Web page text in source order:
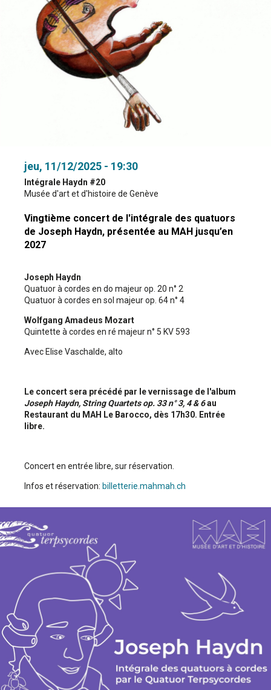
jeu, 11/12/2025 - 19:30
Intégrale Haydn #20
Musée d'art et d'histoire de Genève
Vingtième concert de l'intégrale des quatuors
de Joseph Haydn, présentée au MAH jusqu’en
2027
Joseph Haydn
Quatuor à cordes en do majeur op. 20 n° 2
Quatuor à cordes en sol majeur op. 64 n° 4
Wolfgang Amadeus Mozart
Quintette à cordes en ré majeur n° 5 KV 593
Avec Elise Vaschalde, alto
Le concert sera précédé par le vernissage de l'album
Joseph Haydn, String Quartets op. 33 n° 3, 4 & 6au
Restaurant du MAH Le Barocco, dès 17h30. Entrée
libre.
Concert en entrée libre, sur réservation.
Infos et réservation: billetterie.mahmah.ch